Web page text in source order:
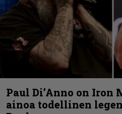
Paul Di’Anno on
ainoa todellinen